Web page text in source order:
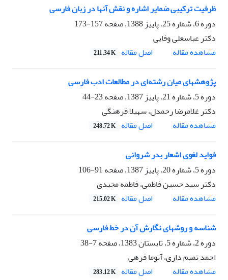
ظرفیت ترکیبی ضمایر اشاره و نقش آنها در زبان فارسی
دوره 6، شماره 25، پاییز 1388، صفحه
157-173
دکتر عباسعلی وفایی
مشاهده مقاله
اصل مقاله 211.34 K
پژوهشهای میان رشته‌ای در مطالعات ادب فارسی
دوره 5، شماره 21، پاییز 1387، صفحه
23-44
دکتر غلامرضا رحمدل، سهیلا فرهنگی
مشاهده مقاله
اصل مقاله 248.72 K
فواید لغوی اشعار بدر شروانی
دوره 5، شماره 20، پاییز 1387، صفحه
91-106
دکتر سید حسین فاطمی، فاطمه مجیدی
مشاهده مقاله
اصل مقاله 215.02 K
شناسه و روشهای نگارش آن در خط فارسی
دوره 2، شماره 5، تابستان 1383، صفحه
7-38
احمد تمیم داری، آتوما فرهی
مشاهده مقاله
اصل مقاله 283.12 K